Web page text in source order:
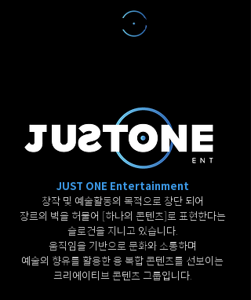
JUST ONE Entertainment
창작 및 예술활동의 목적으로 창단 되어
장르의 벽을 허물어 [하나의 콘텐츠]로 표현한다는
슬로건을 지니고 있습니다.​
움직임을 기반으로 문화와 소통하며
예술의 향유를 활용한 융 복합 콘텐츠를 선보이는
크리에이티브 콘텐츠 그룹입니다.